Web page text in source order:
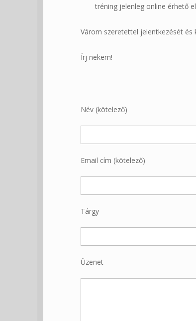
tréning jelenleg online érhető
Várom szeretettel jelentkezését és
Írj nekem!
Név (kötelező)
Email cím (kötelező)
Tárgy
Üzenet